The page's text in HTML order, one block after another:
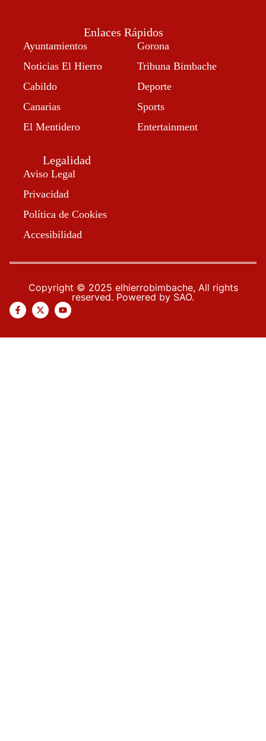
Enlaces Rápidos
Ayuntamientos
Noticias El Hierro
Cabildo
Canarias
El Mentidero
Gorona
Tribuna Bimbache
Deporte
Sports
Entertainment
Legalidad
Aviso Legal
Privacidad
Política de Cookies
Accesibilidad
Copyright © 2025 elhierrobimbache, All rights
reserved. Powered by SAO.